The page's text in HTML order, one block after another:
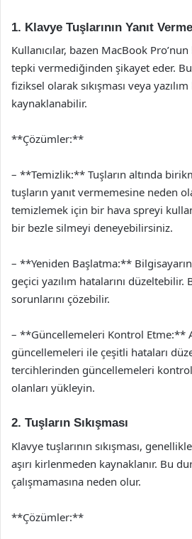
1. Klavye Tuşlarının Yanıt
Kullanıcılar, bazen MacBook
tepki vermediğinden şikayet eder.
fiziksel olarak sıkışması veya
kaynaklanabilir.
**Çözümler:**
– **Temizlik:** Tuşların altında
tuşların yanıt vermemesine neden
temizlemek için bir hava spreyi
bir bezle silmeyi deneyebilirsiniz.
– **Yeniden Başlatma:**
geçici yazılım hatalarını düzeltebilir.
sorunlarını çözebilir.
– **Güncellemeleri Kontrol Etme:**
güncellemeleri ile çeşitli hataları
tercihlerinden güncellemeleri
olanları yükleyin.
2. Tuşların Sıkışması
Klavye tuşlarının sıkışması,
aşırı kirlenmeden kaynaklanır. Bu
çalışmamasına neden olur.
**Çözümler:**